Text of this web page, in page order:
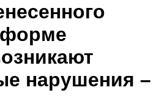
нарушения –